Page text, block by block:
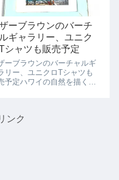
ーブラウンのバーチ
ギャラリー、ユニク
シャツも販売予定
ーブラウンのバーチャルギ
リー、ユニクロTシャツも
予定ハワイの自然を描く人
ます。バーチャルでギャラ
ンク